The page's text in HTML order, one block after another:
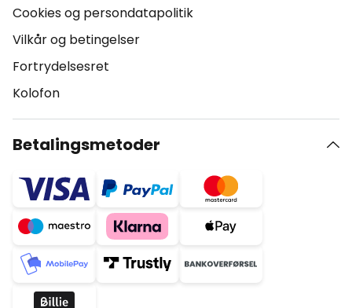
Cookies og persondatapolitik
Vilkår og betingelser
Fortrydelsesret
Kolofon
Betalingsmetoder